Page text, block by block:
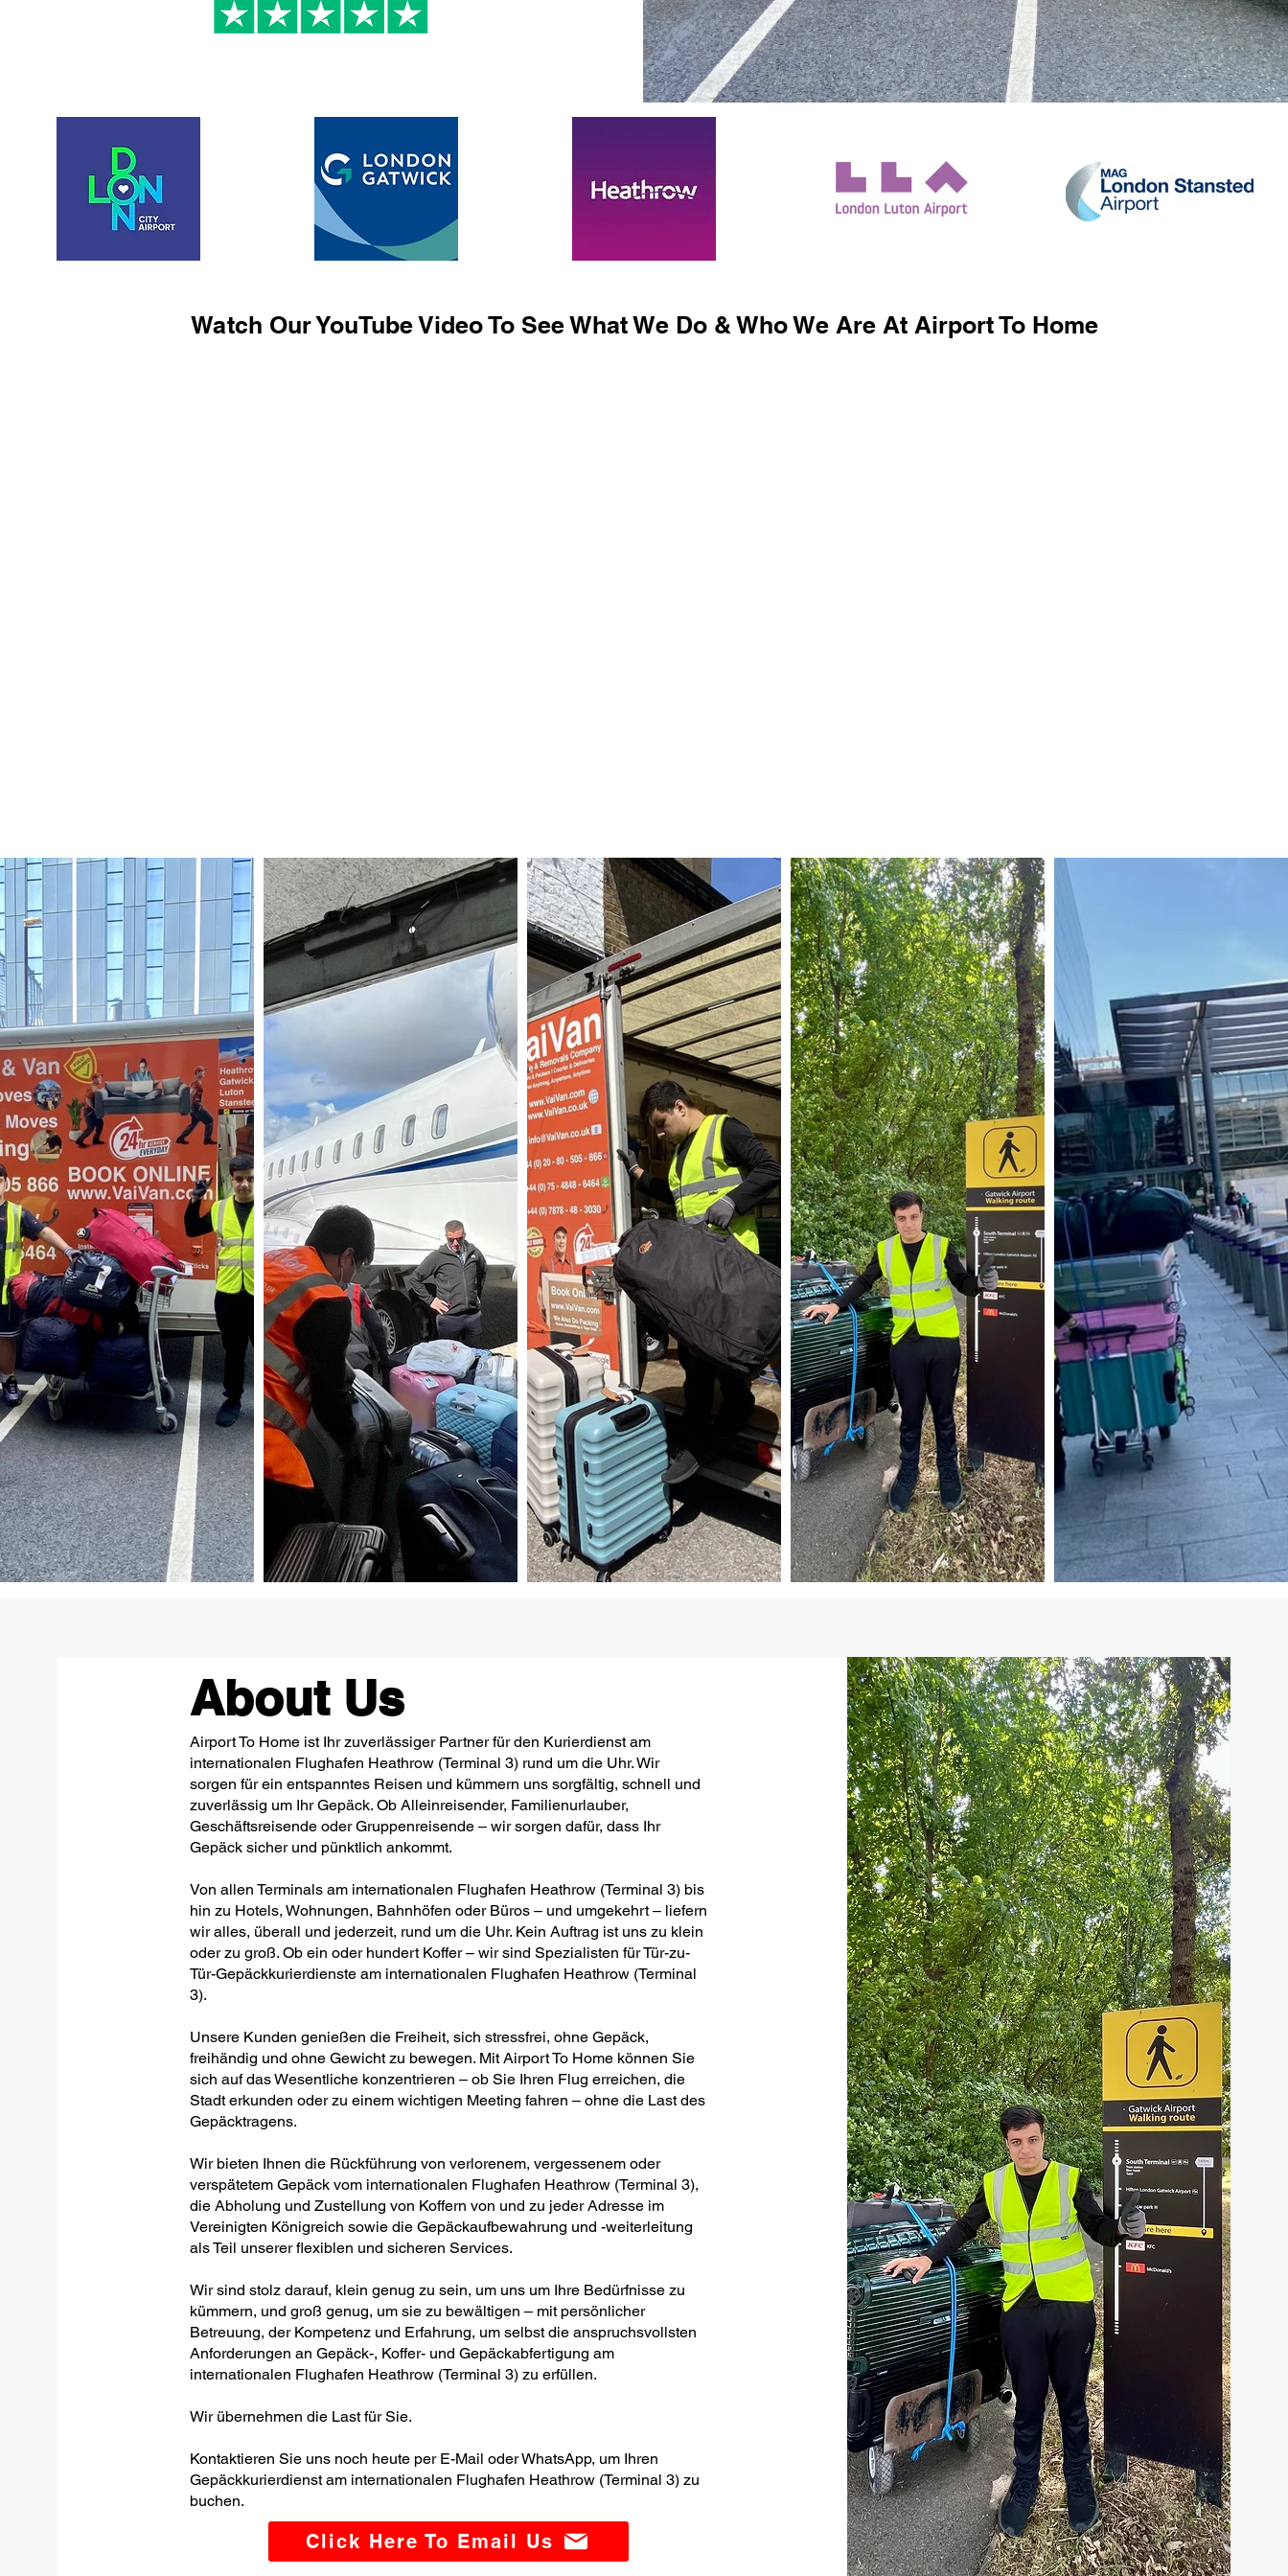
Watch Our YouTube Video To See What We Do & Who We Are At Airport To Home
About Us
Airport To Home ist Ihr zuverlässiger Partner für den Kurierdienst am
internationalen Flughafen Heathrow (Terminal 3) rund um die Uhr. Wir
sorgen für ein entspanntes Reisen und kümmern uns sorgfältig, schnell und
zuverlässig um Ihr Gepäck. Ob Alleinreisender, Familienurlauber,
Geschäftsreisende oder Gruppenreisende – wir sorgen dafür, dass Ihr
Gepäck sicher und pünktlich ankommt.
Von allen Terminals am internationalen Flughafen Heathrow (Terminal 3) bis
hin zu Hotels, Wohnungen, Bahnhöfen oder Büros – und umgekehrt – liefern
wir alles, überall und jederzeit, rund um die Uhr. Kein Auftrag ist uns zu klein
oder zu groß. Ob ein oder hundert Koffer – wir sind Spezialisten für Tür-zu-
Tür-Gepäckkurierdienste am internationalen Flughafen Heathrow (Terminal
3).
Unsere Kunden genießen die Freiheit, sich stressfrei, ohne Gepäck,
freihändig und ohne Gewicht zu bewegen. Mit Airport To Home können Sie
sich auf das Wesentliche konzentrieren – ob Sie Ihren Flug erreichen, die
Stadt erkunden oder zu einem wichtigen Meeting fahren – ohne die Last des
Gepäcktragens.
Wir bieten Ihnen die Rückführung von verlorenem, vergessenem oder
verspätetem Gepäck vom internationalen Flughafen Heathrow (Terminal 3),
die Abholung und Zustellung von Koffern von und zu jeder Adresse im
Vereinigten Königreich sowie die Gepäckaufbewahrung und -weiterleitung
als Teil unserer flexiblen und sicheren Services.
Wir sind stolz darauf, klein genug zu sein, um uns um Ihre Bedürfnisse zu
kümmern, und groß genug, um sie zu bewältigen – mit persönlicher
Betreuung, der Kompetenz und Erfahrung, um selbst die anspruchsvollsten
Anforderungen an Gepäck-, Koffer- und Gepäckabfertigung am
internationalen Flughafen Heathrow (Terminal 3) zu erfüllen.
Wir übernehmen die Last für Sie.
Kontaktieren Sie uns noch heute per E-Mail oder WhatsApp, um Ihren
Gepäckkurierdienst am internationalen Flughafen Heathrow (Terminal 3) zu
buchen.
Click Here To Email Us